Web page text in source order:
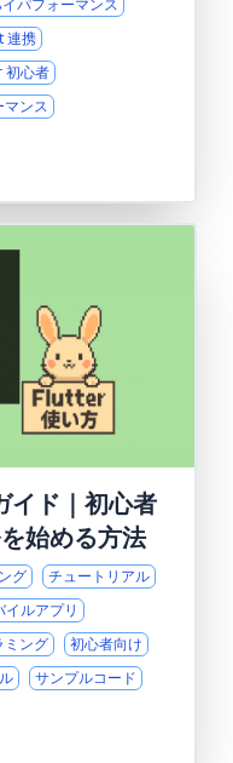
パフォーマンス
連携
初心者
マンス
ド｜初心者
始める方法
グ
チュートリアル
イルアプリ
ミング
初心者向け
サンプルコード